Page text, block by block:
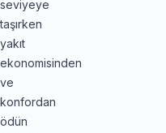
seviyeye
taşırken
yakıt
ekonomisinden
ve
konfordan
ödün